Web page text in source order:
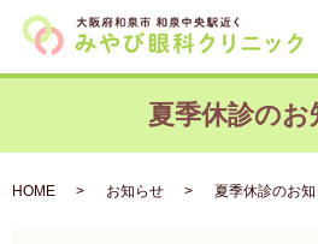
夏季休診のお
HOME お知らせ 夏季休診のお